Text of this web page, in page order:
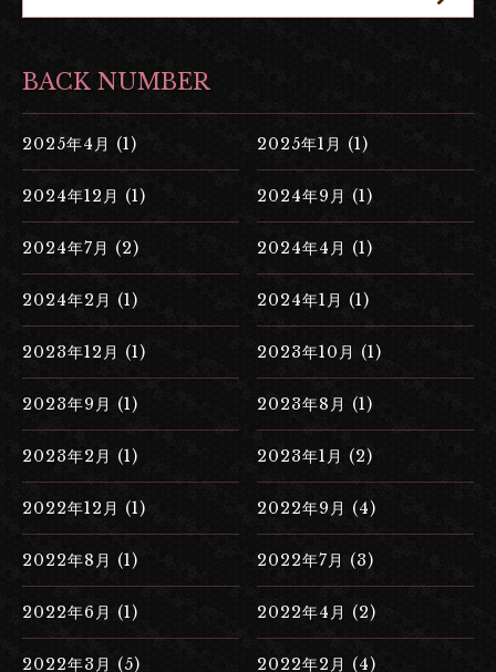
BACK NUMBER
2025年4月 (1) 2025年1月 (1)
2024年12月 (1) 2024年9月 (1)
2024年7月 (2) 2024年4月 (1)
2024年2月 (1) 2024年1月 (1)
2023年12月 (1) 2023年10月 (1)
2023年9月 (1) 2023年8月 (1)
2023年2月 (1) 2023年1月 (2)
2022年12月 (1) 2022年9月 (4)
2022年8月 (1) 2022年7月 (3)
2022年6月 (1) 2022年4月 (2)
2022年3月 (5) 2022年2月 (4)